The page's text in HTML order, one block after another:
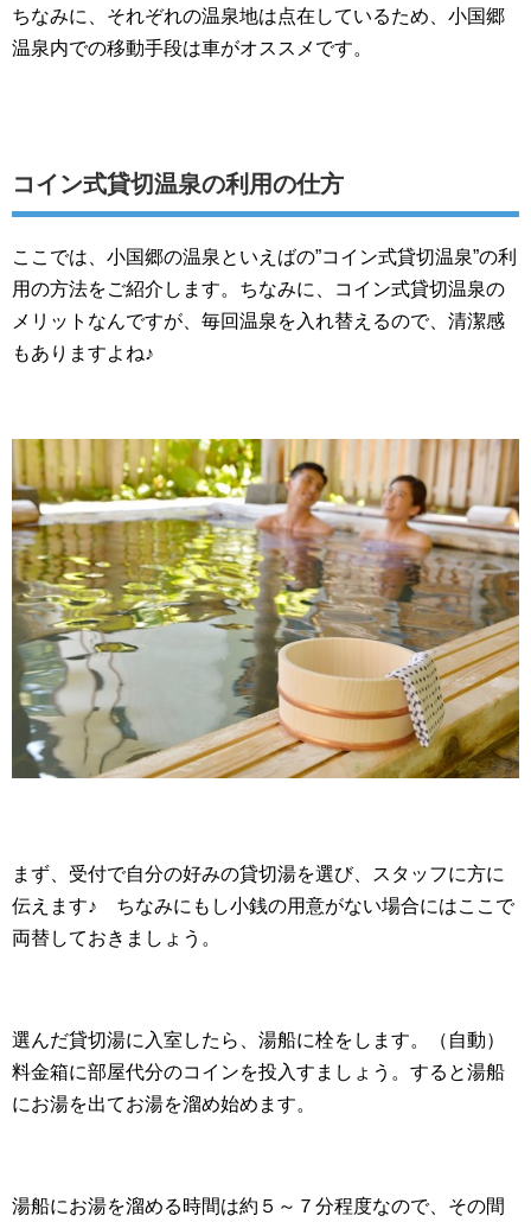
ちなみに、それぞれの温泉地は点在しているため、小国郷
温泉内での移動手段は車がオススメです。
コイン式貸切温泉の利用の仕方
ここでは、小国郷の温泉といえばの”コイン式貸切温泉”の利
用の方法をご紹介します。ちなみに、コイン式貸切温泉の
メリットなんですが、毎回温泉を入れ替えるので、清潔感
もありますよね♪
まず、受付で自分の好みの貸切湯を選び、スタッフに方に
伝えます♪ ちなみにもし小銭の用意がない場合にはここで
両替しておきましょう。
選んだ貸切湯に入室したら、湯船に栓をします。（自動）
料金箱に部屋代分のコインを投入すましょう。すると湯船
にお湯を出てお湯を溜め始めます。
湯船にお湯を溜める時間は約５～７分程度なので、その間